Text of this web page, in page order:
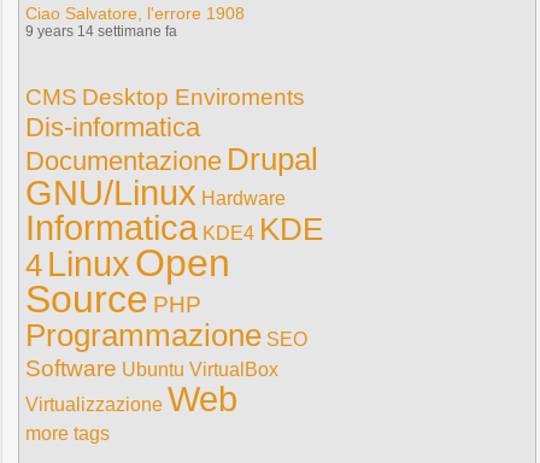
Ciao Salvatore, l'errore 1908
9 years 14 settimane fa
CMS Desktop Enviroments
Dis-informatica
Documentazione Drupal
GNU/Linux Hardware
Informatica KDE4 KDE
4 LinuxOpen
Source PHP
Programmazione SEO
Software Ubuntu VirtualBox
Virtualizzazione Web
more tags